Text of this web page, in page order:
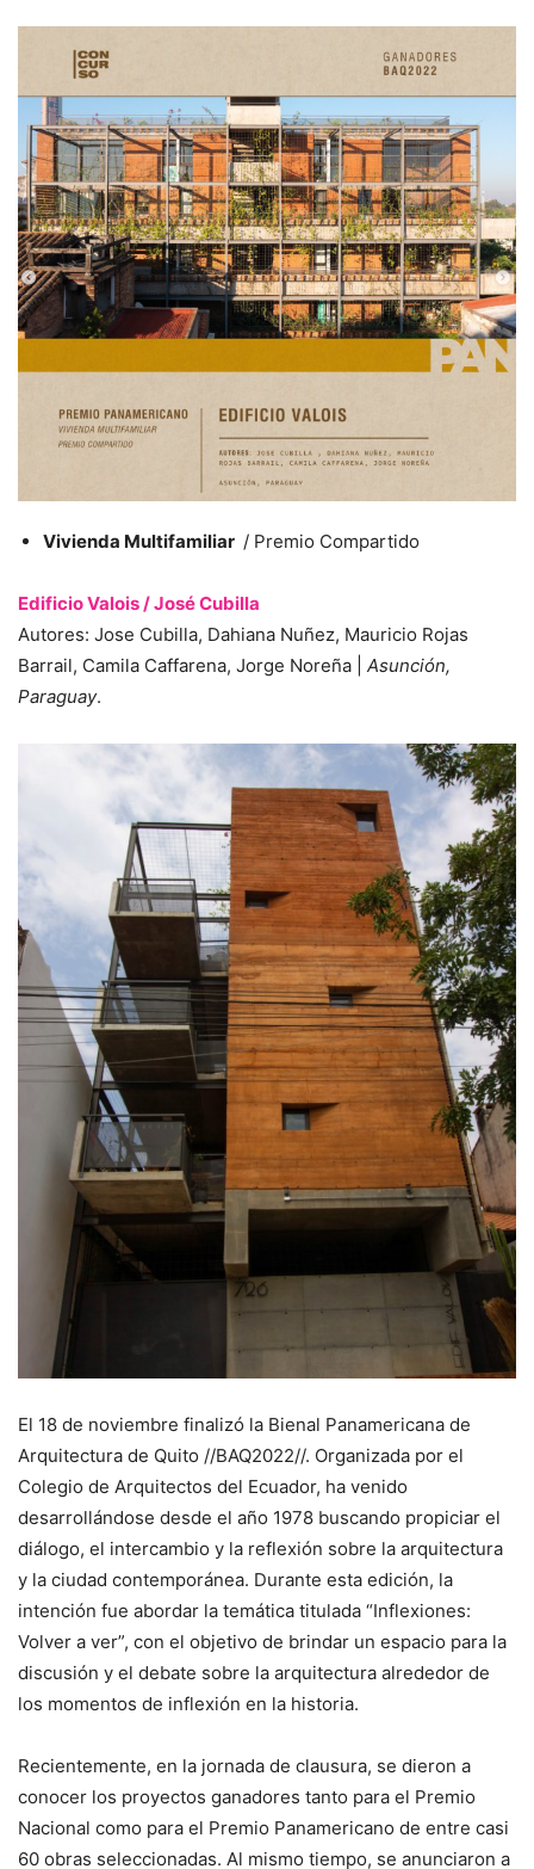
Vivienda Multifamiliar / Premio Compartido
Edificio Valois / José Cubilla
Autores: Jose Cubilla, Dahiana Nuñez, Mauricio Rojas
Barrail, Camila Caffarena, Jorge Noreña | Asunción,
Paraguay.
El 18 de noviembre finalizó la Bienal Panamericana de
Arquitectura de Quito //BAQ2022//. Organizada por el
Colegio de Arquitectos del Ecuador, ha venido
desarrollándose desde el año 1978 buscando propiciar el
diálogo, el intercambio y la reflexión sobre la arquitectura
y la ciudad contemporánea. Durante esta edición, la
intención fue abordar la temática titulada “Inflexiones:
Volver a ver”, con el objetivo de brindar un espacio para la
discusión y el debate sobre la arquitectura alrededor de
los momentos de inflexión en la historia.
Recientemente, en la jornada de clausura, se dieron a
conocer los proyectos ganadores tanto para el Premio
Nacional como para el Premio Panamericano de entre casi
60 obras seleccionadas. Al mismo tiempo, se anunciaron a